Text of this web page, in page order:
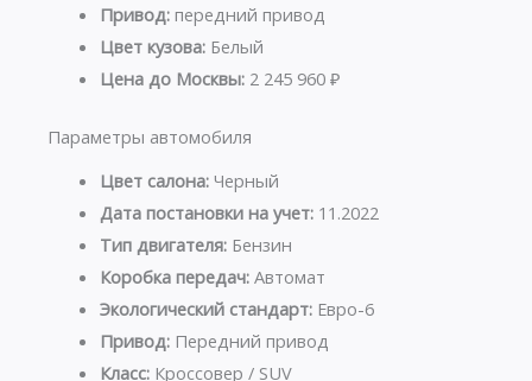
Привод:передний привод
Цвет кузова:Белый
Цена до Москвы:2 245 960 ₽
Параметры автомобиля
Цвет салона:Черный
Дата постановки на учет:11.2022
Тип двигателя:Бензин
Коробка передач:Автомат
Экологический стандарт:Евро-6
Привод:Передний привод
Класс:Кроссовер / SUV